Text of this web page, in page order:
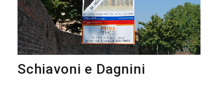
Schiavoni e Dagnini